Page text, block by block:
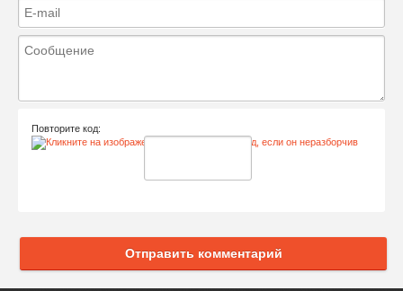
Повторите код:
Отправить комментарий